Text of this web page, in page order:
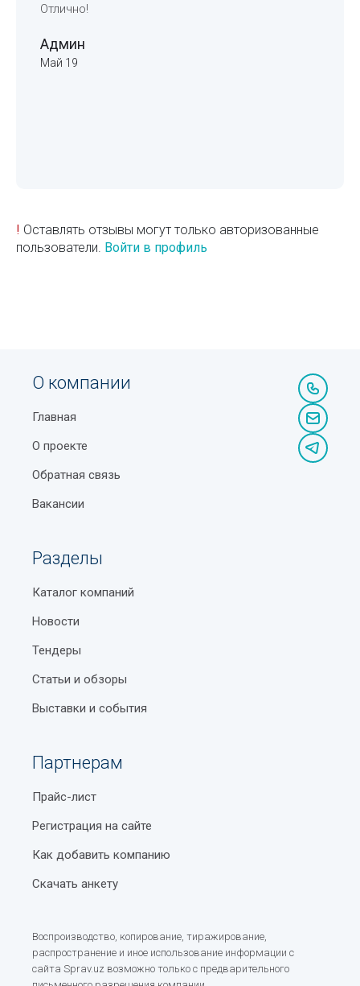
Отлично!
Админ
Май 19
! Оставлять отзывы могут только авторизованные
пользователи. Войти в профиль
О компании
Главная
О проекте
Обратная связь
Вакансии
Разделы
Каталог компаний
Новости
Тендеры
Статьи и обзоры
Выставки и события
Партнерам
Прайс-лист
Регистрация на сайте
Как добавить компанию
Скачать анкету
Воспроизводство, копирование, тиражирование,
распространение и иное использование информации с
сайта Sprav.uz возможно только с предварительного